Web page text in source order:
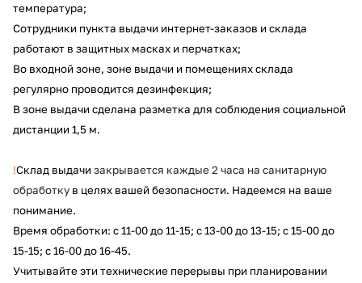
температура;
Сотрудники пункта выдачи интернет-заказов и склада
работают в защитных масках и перчатках;
Во входной зоне, зоне выдачи и помещениях склада
регулярно проводится дезинфекция;
В зоне выдачи сделана разметка для соблюдения социальной
дистанции 1,5 м.
!Склад выдачи закрывается каждые 2 часа на санитарную
обработку в целях вашей безопасности. Надеемся на ваше
понимание.
Время обработки: с 11-00 до 11-15; с 13-00 до 13-15; с 15-00 до
15-15; с 16-00 до 16-45.
Учитывайте эти технические перерывы при планировании